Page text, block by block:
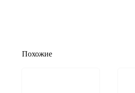
Похожие